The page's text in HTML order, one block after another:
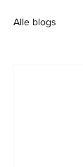
Alle blogs